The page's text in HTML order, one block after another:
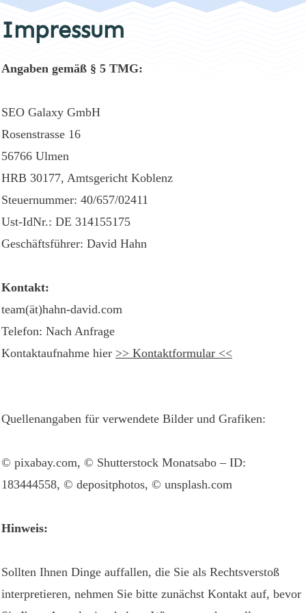
Impressum
Angaben gemäß § 5 TMG:
SEO Galaxy GmbH
Rosenstrasse 16
56766 Ulmen
HRB 30177, Amtsgericht Koblenz
Steuernummer: 40/657/02411
Ust-IdNr.: DE 314155175
Geschäftsführer: David Hahn
Kontakt:
team(ät)hahn-david.com
Telefon: Nach Anfrage
Kontaktaufnahme hier >> Kontaktformular <<
Quellenangaben für verwendete Bilder und Grafiken:
© pixabay.com, © Shutterstock Monatsabo – ID:
183444558, © depositphotos, © unsplash.com
Hinweis:
Sollten Ihnen Dinge auffallen, die Sie als Rechtsverstoß
interpretieren, nehmen Sie bitte zunächst Kontakt auf, bevor